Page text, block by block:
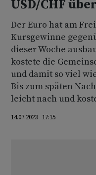
USD/CHF
Der Euro hat am
Kursgewinne
dieser Woche
kostete die
und damit so viel
Bis zum späten
leicht nach und
14.07.2023 17:15